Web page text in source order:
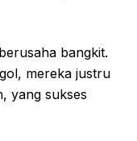
bangkit.
mereka justru
yang sukses